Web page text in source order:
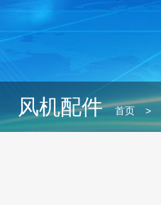
风机配件 首页 >